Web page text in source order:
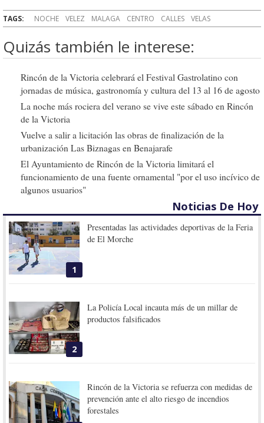
TAGS: NOCHE VELEZ MALAGA CENTRO CALLES VELAS
Quizás también le interese:
Rincón de la Victoria celebrará el Festival Gastrolatino con
jornadas de música, gastronomía y cultura del 13 al 16 de agosto
La noche más rociera del verano se vive este sábado en Rincón
de la Victoria
Vuelve a salir a licitación las obras de finalización de la
urbanización Las Biznagas en Benajarafe
El Ayuntamiento de Rincón de la Victoria limitará el
funcionamiento de una fuente ornamental "por el uso incívico de
algunos usuarios"
Noticias De Hoy
1
Presentadas las actividades deportivas de la Feria
de El Morche
2
La Policía Local incauta más de un millar de
productos falsificados
Rincón de la Victoria se refuerza con medidas de
prevención ante el alto riesgo de incendios
forestales